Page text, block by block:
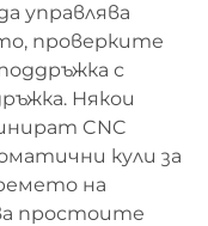
управлява
проверките
с
Някои
CNC
кули за
на
простоите